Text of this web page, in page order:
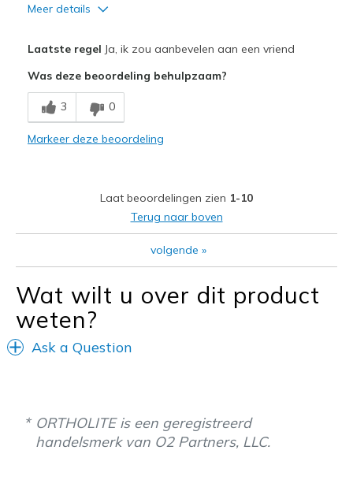
Meer details
Breathe Well
Comfortable
Travel
Sizing
Feels true to size
View On Shoes
Laatste regel Ja, ik zou aanbevelen aan een vriend
Was deze beoordeling behulpzaam?
3 0
Markeer deze beoordeling
Laat beoordelingen zien 1-10
Terug naar boven
volgende »
Wat wilt u over dit product
weten?
Ask a Question
ORTHOLITE is een geregistreerd
handelsmerk van O2 Partners, LLC.